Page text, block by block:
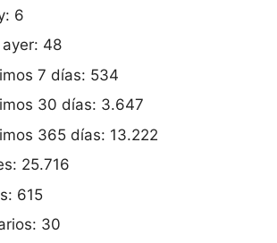
6
48
7 días: 534
30 días: 3.647
365 días: 13.222
25.716
615
30